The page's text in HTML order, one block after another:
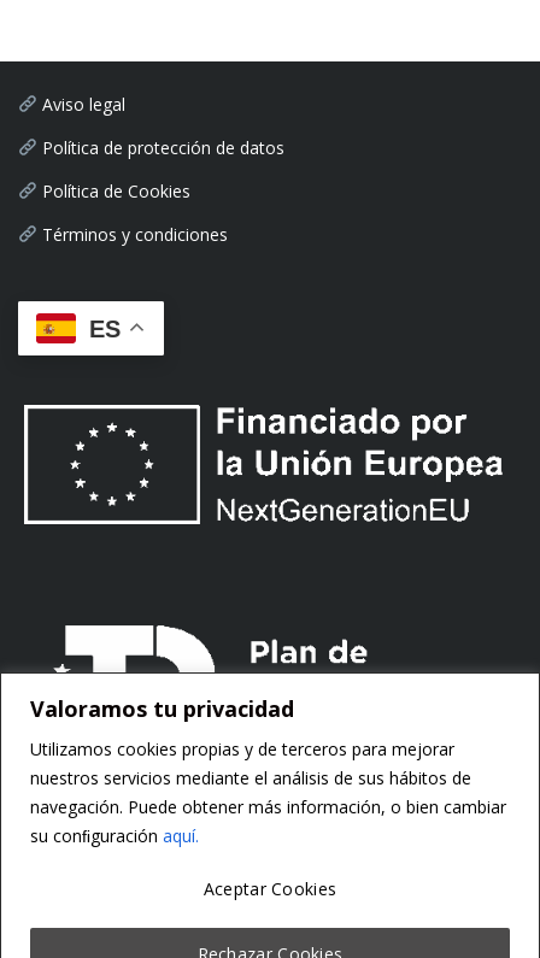
Valoramos tu privacidad
Utilizamos cookies propias y de terceros para mejorar
nuestros servicios mediante el análisis de sus hábitos de
navegación. Puede obtener más información, o bien cambiar
su conﬁguración aquí.
Rechazar Cookies
Aceptar Cookies
Aviso legal
Política de protección de datos
Política de Cookies
Términos y condiciones
ES